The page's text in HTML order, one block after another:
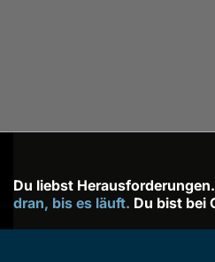
Du liebst Herausforderungen.
dran, bis es läuft. Du bist bei